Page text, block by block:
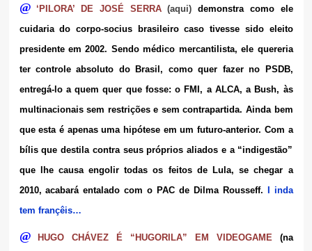
@ ‘PILORA’ DE JOSÉ SERRA (aqui) demonstra como ele
cuidaria do corpo-socius brasileiro caso tivesse sido eleito
presidente em 2002. Sendo médico mercantilista, ele quereria
ter controle absoluto do Brasil, como quer fazer no PSDB,
entregá-lo a quem quer que fosse: o FMI, a ALCA, a Bush, às
multinacionais sem restrições e sem contrapartida. Ainda bem
que esta é apenas uma hipótese em um futuro-anterior. Com a
bílis que destila contra seus próprios aliados e a “indigestão”
que lhe causa engolir todas os feitos de Lula, se chegar a
2010, acabará entalado com o PAC de Dilma Rousseff.
I inda
tem françêis…
@ HUGO CHÁVEZ É “HUGORILA” EM VIDEOGAME (na